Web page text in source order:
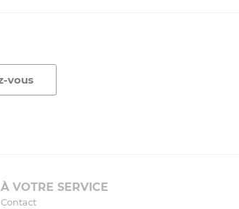
À VOTRE SERVICE
Contact